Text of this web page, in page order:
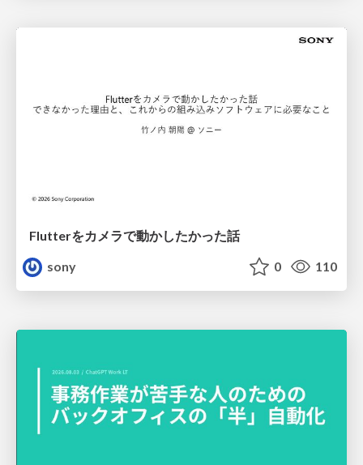
Flutterをカメラで動かしたかった話
sony
0 110